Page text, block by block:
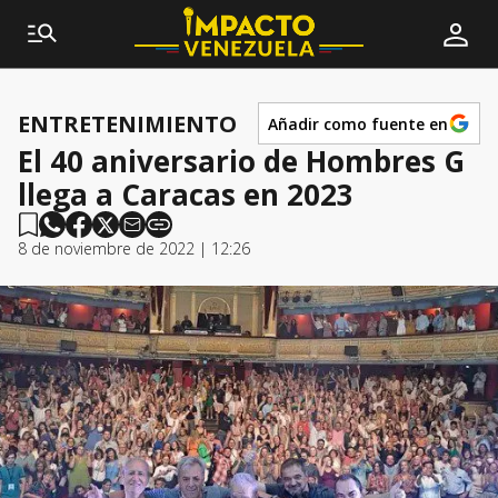
ENTRETENIMIENTO Añadir como fuente en
El 40 aniversario de Hombres G
llega a Caracas en 2023
8 de noviembre de 2022 | 12:26